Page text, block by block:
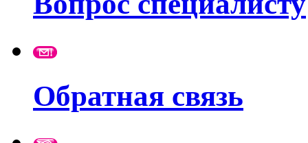
Обратная связь